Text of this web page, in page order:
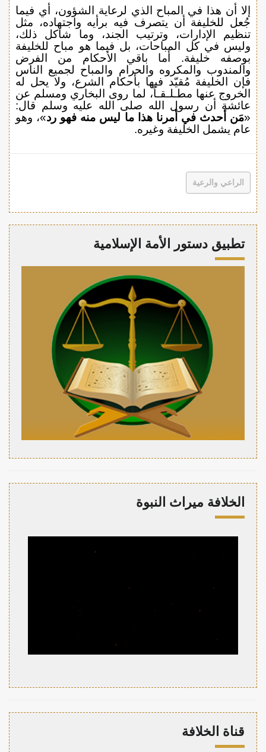
إلا أن هذا في المباح الذي لرعاية الشؤون، أي فيما
جُعل للخليفة أن يتصرف فيه برأيه واجتهاده، مثل
تنظيم الإدارات، وترتيب الجند، وما شاكل ذلك،
وليس في كل المباحات، بل فيما هو مباح للخليفة
بوصفه خليفة. أما باقي الأحكام من الفرض
والمندوب والمكروه والحرام والمباح لجميع الناس
فإن الخليفة مُقيّد فيها بأحكام الشرع، ولا يحل له
الخروج عنها مطـلـقـاً، لما روى البخاري ومسلم عن
عائشة أن رسول الله صلى الله عليه وسلم قال:
«مَن أحدث في أمرنا هذا ما ليس منه فهو رد»، وهو
عام يشمل الخليفة وغيره.
الراعي والرعية
تطبيق دستور الأمة الإسلامية
الخلافة ميراث النبوة
قناة الخلافة